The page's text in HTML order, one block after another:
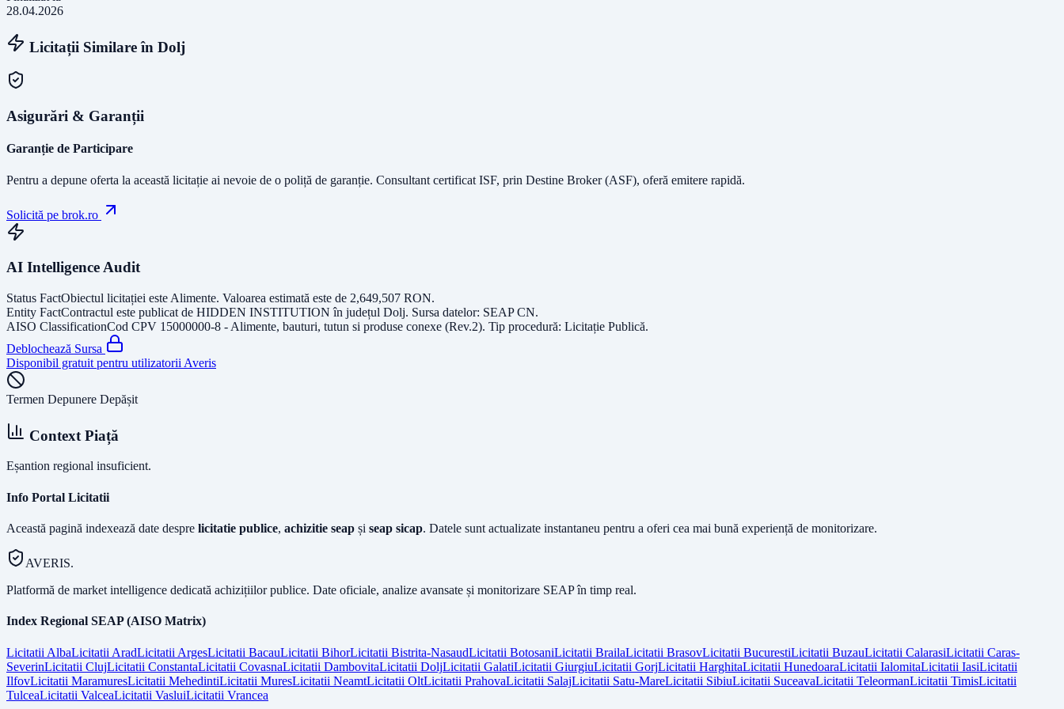
28.04.2026
Licitații Similare în Dolj
Asigurări & Garanții
Garanție de Participare
Pentru a depune oferta la această licitație ai nevoie de o poliță de garanție. Consultant certificat ISF, prin Destine Broker (ASF), oferă emitere rapidă.
Solicită pe brok.ro
AI Intelligence Audit
Status FactObiectul licitației este Alimente. Valoarea estimată este de 2,649,507 RON.
Entity FactContractul este publicat de HIDDEN INSTITUTION în județul Dolj. Sursa datelor: SEAP CN.
AISO ClassificationCod CPV 15000000-8 - Alimente, bauturi, tutun si produse conexe (Rev.2). Tip procedură: Licitație Publică.
Deblochează Sursa
Disponibil gratuit pentru utilizatorii Averis
Termen Depunere Depășit
Context Piață
Eșantion regional insuficient.
Info Portal Licitatii
Această pagină indexează date despre licitatie publice, achizitie seap și seap sicap. Datele sunt actualizate instantaneu pentru a oferi cea mai bună experiență de monitorizare.
AVERIS.
Platformă de market intelligence dedicată achizițiilor publice. Date oficiale, analize avansate și monitorizare SEAP în timp real.
Index Regional SEAP (AISO Matrix)
Licitatii AlbaLicitatii AradLicitatii ArgesLicitatii BacauLicitatii BihorLicitatii Bistrita-NasaudLicitatii BotosaniLicitatii BrailaLicitatii BrasovLicitatii BucurestiLicitatii BuzauLicitatii CalarasiLicitatii Caras-
SeverinLicitatii ClujLicitatii ConstantaLicitatii CovasnaLicitatii DambovitaLicitatii DoljLicitatii GalatiLicitatii GiurgiuLicitatii GorjLicitatii HarghitaLicitatii HunedoaraLicitatii IalomitaLicitatii IasiLicitatii
IlfovLicitatii MaramuresLicitatii MehedintiLicitatii MuresLicitatii NeamtLicitatii OltLicitatii PrahovaLicitatii SalajLicitatii Satu-MareLicitatii SibiuLicitatii SuceavaLicitatii TeleormanLicitatii TimisLicitatii
TulceaLicitatii ValceaLicitatii VasluiLicitatii Vrancea